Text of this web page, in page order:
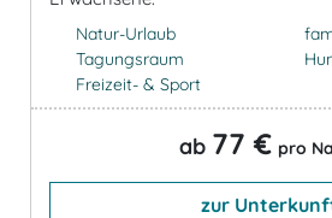
Natur-Urlaub
Tagungsraum
Freizeit- & Sport
ab 77 € pro
zur